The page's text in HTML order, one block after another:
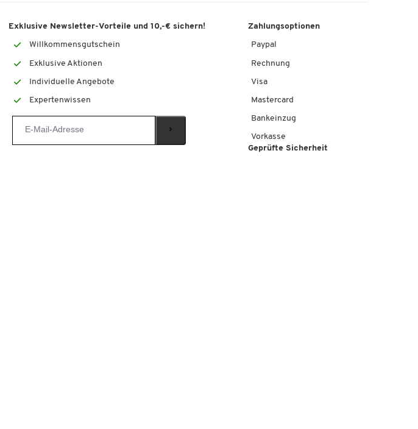
Exklusive Newsletter-Vorteile und 10,-€ sichern!
Willkommensgutschein
Exklusive Aktionen
Individuelle Angebote
Expertenwissen
Zahlungsoptionen
Paypal
Rechnung
Visa
Mastercard
Bankeinzug
Vorkasse
Geprüfte Sicherheit